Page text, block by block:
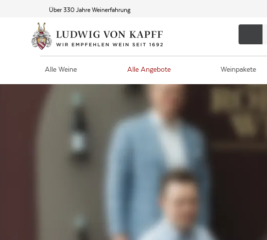
Über 330 Jahre Weinerfahrung
Alle Weine Alle Angebote Weinpakete